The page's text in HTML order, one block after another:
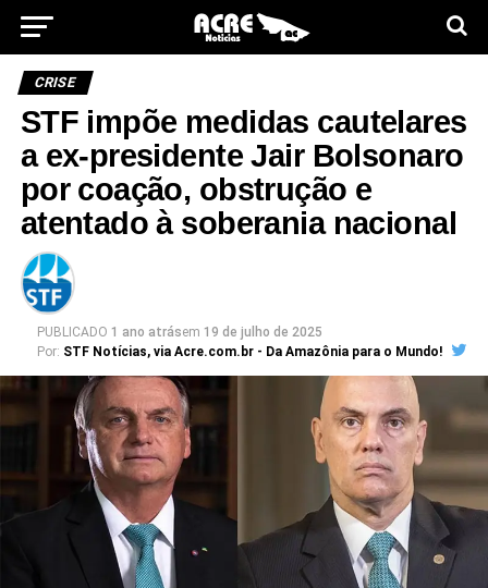
CRISE
STF impõe medidas cautelares
a ex-presidente Jair Bolsonaro
por coação, obstrução e
atentado à soberania nacional
PUBLICADO 1 ano atrásem 19 de julho de 2025
Por: STF Notícias, via Acre.com.br - Da Amazônia para o Mundo!